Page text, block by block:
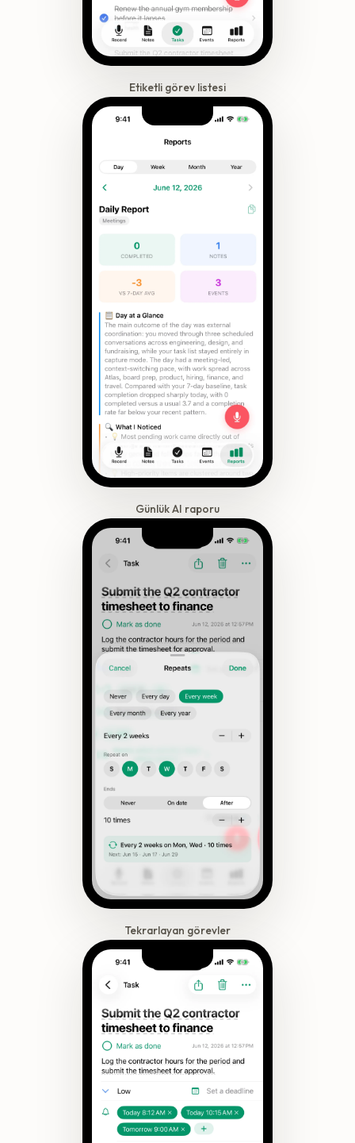
Etiketli görev listesi
Günlük AI raporu
Tekrarlayan görevler